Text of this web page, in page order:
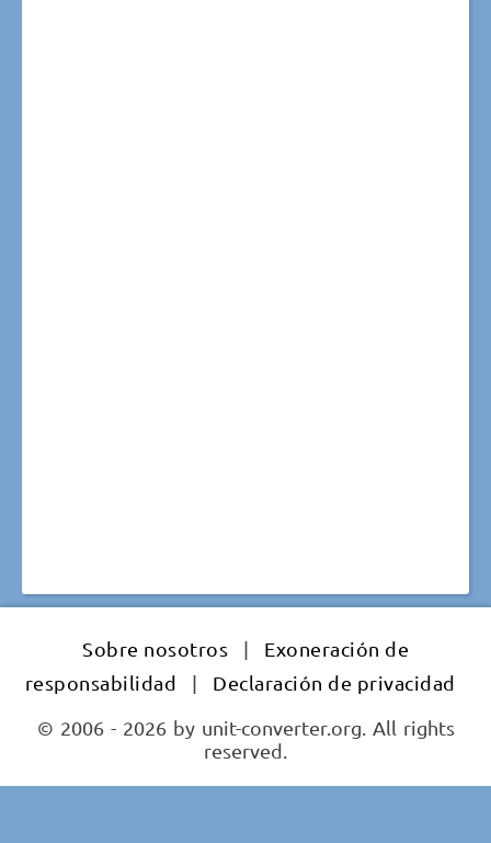
Sobre nosotros |
Exoneración de
responsabilidad
|
Declaración de privacidad
© 2006 - 2026 by unit-converter.org. All rights
reserved.